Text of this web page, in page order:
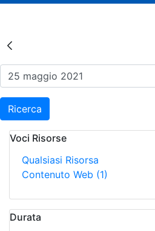
Risultati della
Ricerca
Voci Risorse
Qualsiasi Risorsa
Contenuto Web (1)
Durata